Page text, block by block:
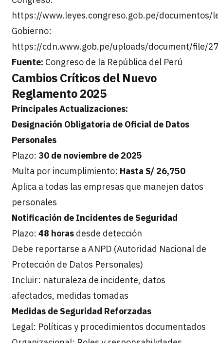
https://www.leyes.congreso.gob.pe/documentos/
Gobierno:
https://cdn.www.gob.pe/uploads/document/file/
Fuente: Congreso de la República del Perú
Cambios Críticos del Nuevo
Reglamento 2025
Principales Actualizaciones:
Designación Obligatoria de Oficial de Datos
Personales
Plazo: 30 de noviembre de 2025
Multa por incumplimiento: Hasta S/ 26,750
Aplica a todas las empresas que manejen datos
personales
Notificación de Incidentes de Seguridad
Plazo: 48 horas desde detección
Debe reportarse a ANPD (Autoridad Nacional de
Protección de Datos Personales)
Incluir: naturaleza de incidente, datos
afectados, medidas tomadas
Medidas de Seguridad Reforzadas
Legal: Políticas y procedimientos documentados